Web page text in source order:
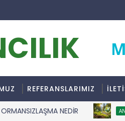
REFERANSLARIMIZ
NEDİR